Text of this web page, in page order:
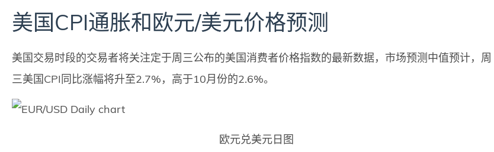
美国CPI通胀和欧元/美元价格预测
美国交易时段的交易者将关注定于周三公布的美国消费者价格指数的最新数据，市场预测中值预计，周
三美国CPI同比涨幅将升至2.7%，高于10月份的2.6%。
欧元兑美元日图